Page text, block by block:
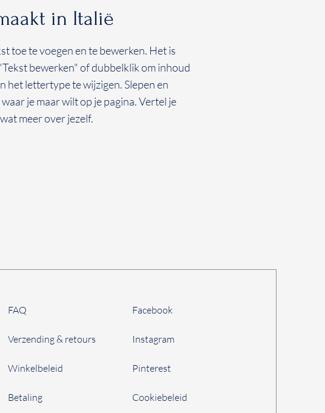
in Italië
toe te voegen en te bewerken. Het is
bewerken" of dubbelklik om inhoud
het lettertype te wijzigen. Slepen en
je maar wilt op je pagina. Vertel je
meer over jezelf.
FAQ
Verzending & retours
Winkelbeleid
Betaling
Facebook
Instagram
Pinterest
Cookiebeleid